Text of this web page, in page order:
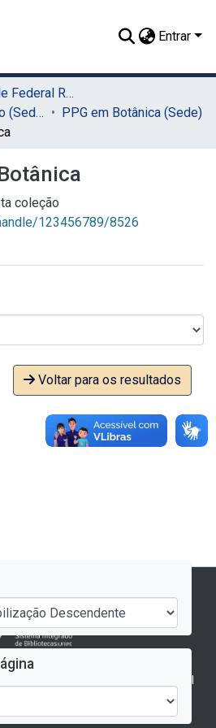
Entrar
01. Universidade Federal Rural de Pernambuco - UFRPE (Sede)
01.3 - Pós-Graduação (Sede)
PPG em Botânica (Sede)
coleção
123456789/8526
Voltar para os resultados
Institucional da UFRPE
de Pernambuco - Biblioteca Central
900 - Recife/PE